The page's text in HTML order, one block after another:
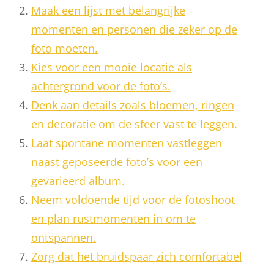
Maak een lijst met belangrijke
momenten en personen die zeker op de
foto moeten.
Kies voor een mooie locatie als
achtergrond voor de foto’s.
Denk aan details zoals bloemen, ringen
en decoratie om de sfeer vast te leggen.
Laat spontane momenten vastleggen
naast geposeerde foto’s voor een
gevarieerd album.
Neem voldoende tijd voor de fotoshoot
en plan rustmomenten in om te
ontspannen.
Zorg dat het bruidspaar zich comfortabel